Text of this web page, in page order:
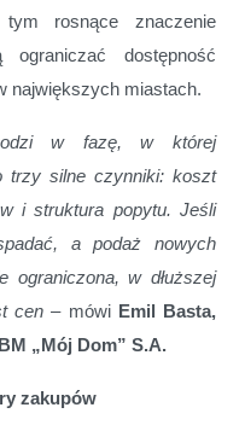
tym rosnące znaczenie
dostępność
największych miastach.
w fazę, w której
trzy silne czynniki: koszt
i struktura popytu. Jeśli
a podaż nowych
ograniczona, w dłuższej
cen – mówi Emil Basta,
„Mój Dom” S.A.
zakupów